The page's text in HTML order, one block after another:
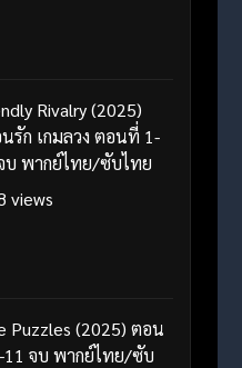
Rivalry (2025)
รัก เกมลวง ตอนที่ 1-
บ พากย์ไทย/ซับไทย
views
Puzzles (2025) ตอน
11 จบ พากย์ไทย/ซับ